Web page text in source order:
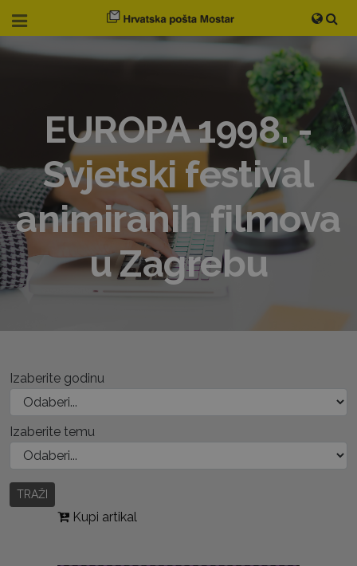
EUROPA 1998. -
Svjetski festival
animiranih filmova
u Zagrebu
Izaberite godinu
Izaberite temu
TRAŽI
Kupi artikal